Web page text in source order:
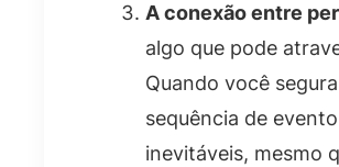
A conexão entre
algo que pode
Quando você
sequência de
inevitáveis, mesmo